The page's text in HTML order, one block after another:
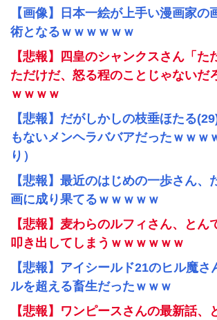
【画像】日本一絵が上手い漫画家の
術となるｗｗｗｗｗｗ
【悲報】四皇のシャンクスさん「た
ただけだ、怒る程のことじゃない
ｗｗｗｗ
【悲報】だがしかしの枝垂ほたる
もないメンヘラババアだったｗｗｗ
り）
【悲報】最近のはじめの一歩さん、
画に成り果てるｗｗｗｗｗ
【悲報】麦わらのルフィさん、とん
叩き出してしまうｗｗｗｗｗｗ
【悲報】アイシールド21のヒル魔さ
ルを超える畜生だったｗｗｗ
【悲報】ワンピースさんの最新話、